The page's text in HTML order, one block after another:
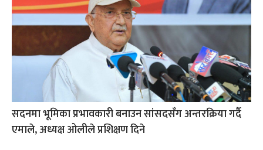
सदनमा भूमिका प्रभावकारी बनाउन सांसदसँग अन्तरक्रिया गर्दै
एमाले, अध्यक्ष ओलीले प्रशिक्षण दिने